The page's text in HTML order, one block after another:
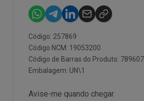
Código: 257869
Código NCM: 19053200
Código de Barras do Produto:
Embalagem: UN\1
Avise-me quando chegar